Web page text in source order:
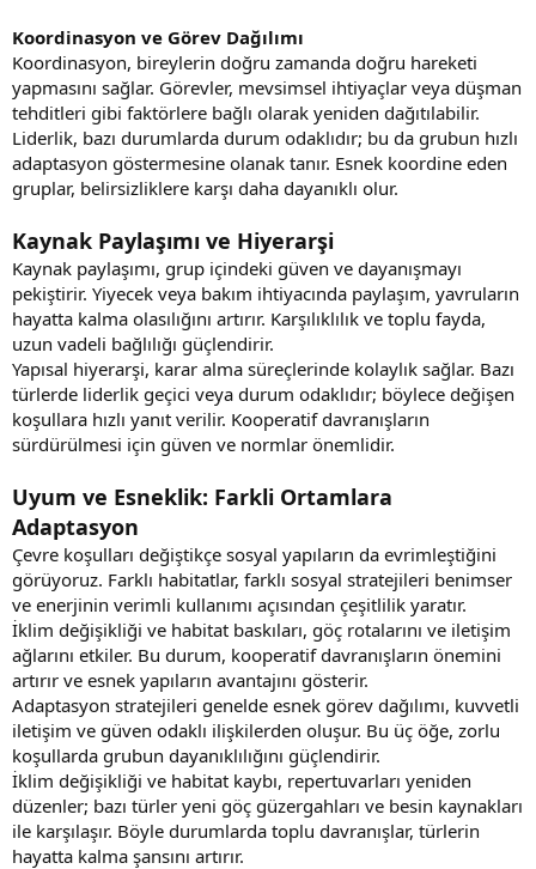
Koordinasyon ve Görev Dağılımı
Koordinasyon, bireylerin doğru zamanda doğru hareketi
yapmasını sağlar. Görevler, mevsimsel ihtiyaçlar veya düşman
tehditleri gibi faktörlere bağlı olarak yeniden dağıtılabilir.
Liderlik, bazı durumlarda durum odaklıdır; bu da grubun hızlı
adaptasyon göstermesine olanak tanır. Esnek koordine eden
gruplar, belirsizliklere karşı daha dayanıklı olur.
Kaynak Paylaşımı ve Hiyerarşi
Kaynak paylaşımı, grup içindeki güven ve dayanışmayı
pekiştirir. Yiyecek veya bakım ihtiyacında paylaşım, yavruların
hayatta kalma olasılığını artırır. Karşılıklılık ve toplu fayda,
uzun vadeli bağlılığı güçlendirir.
Yapısal hiyerarşi, karar alma süreçlerinde kolaylık sağlar. Bazı
türlerde liderlik geçici veya durum odaklıdır; böylece değişen
koşullara hızlı yanıt verilir. Kooperatif davranışların
sürdürülmesi için güven ve normlar önemlidir.
Uyum ve Esneklik: Farkli Ortamlara
Adaptasyon
Çevre koşulları değiştikçe sosyal yapıların da evrimleştiğini
görüyoruz. Farklı habitatlar, farklı sosyal stratejileri benimser
ve enerjinin verimli kullanımı açısından çeşitlilik yaratır.
İklim değişikliği ve habitat baskıları, göç rotalarını ve iletişim
ağlarını etkiler. Bu durum, kooperatif davranışların önemini
artırır ve esnek yapıların avantajını gösterir.
Adaptasyon stratejileri genelde esnek görev dağılımı, kuvvetli
iletişim ve güven odaklı ilişkilerden oluşur. Bu üç öğe, zorlu
koşullarda grubun dayanıklılığını güçlendirir.
İklim değişikliği ve habitat kaybı, repertuvarları yeniden
düzenler; bazı türler yeni göç güzergahları ve besin kaynakları
ile karşılaşır. Böyle durumlarda toplu davranışlar, türlerin
hayatta kalma şansını artırır.